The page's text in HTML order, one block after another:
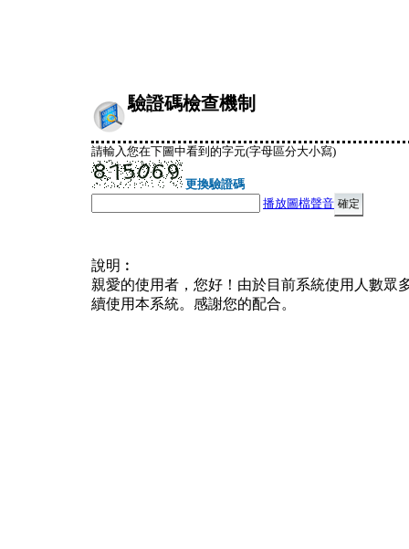
驗證碼檢查機制
請輸入您在下圖中看到的字元(字母區分大小寫)
更換驗證碼
播放圖檔聲音
說明︰
親愛的使用者，您好！由於目前系統使用人數眾
續使用本系統。感謝您的配合。